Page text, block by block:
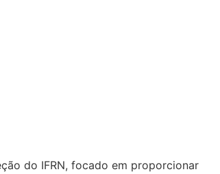
do IFRN, focado em proporcionar